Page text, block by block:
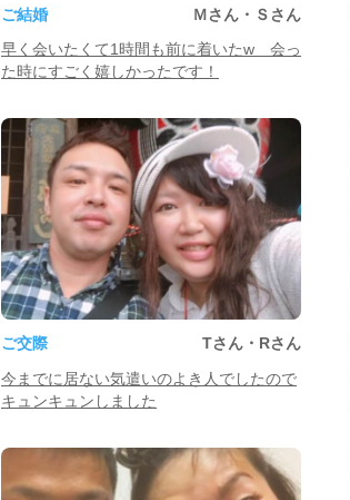
ご結婚
Ｍさん・Ｓさん
早く会いたくて1時間も前に着いたw 会っ
た時にすごく嬉しかったです！
ご交際
Tさん・Rさん
今までに居ない気遣いのよき人でしたので
キュンキュンしました